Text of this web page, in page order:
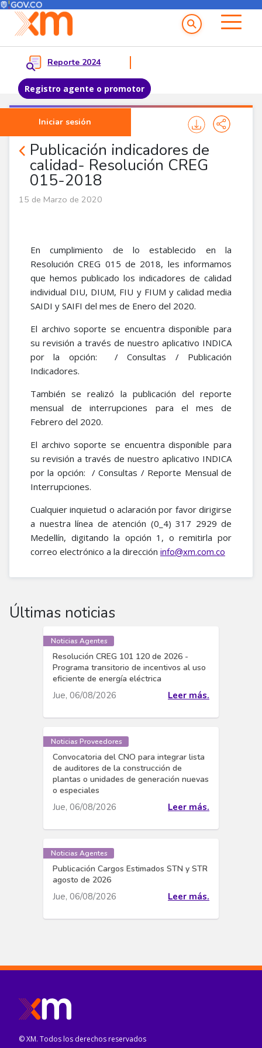
Pasar al contenido principal
Menú del Usuario
Reporte 2024
Registro agente o promotor
Iniciar sesión
Menu principal
Publicación indicadores de
calidad- Resolución CREG
015-2018
Noticias Agentes
15 de Marzo de 2020
En cumplimiento de lo establecido en la
Resolución CREG 015 de 2018, les informamos
que hemos publicado los indicadores de calidad
individual DIU, DIUM, FIU y FIUM y calidad media
SAIDI y SAIFI del mes de Enero del 2020.
El archivo soporte se encuentra disponible para
su revisión a través de nuestro aplicativo INDICA
por la opción: / Consultas / Publicación
Indicadores.
También se realizó la publicación del reporte
mensual de interrupciones para el mes de
Febrero del 2020.
El archivo soporte se encuentra disponible para
su revisión a través de nuestro aplicativo INDICA
por la opción: / Consultas / Reporte Mensual de
Interrupciones.
Cualquier inquietud o aclaración por favor dirigirse
a nuestra línea de atención (0_4) 317 2929 de
Medellín, digitando la opción 1, o remitirla por
correo electrónico a la dirección info@xm.com.co
Últimas noticias
Noticias Agentes
Resolución CREG 101 120 de 2026 -
Programa transitorio de incentivos al uso
eficiente de energía eléctrica
Jue, 06/08/2026 Leer más.
Noticias Proveedores
Convocatoria del CNO para integrar lista
de auditores de la construcción de
plantas o unidades de generación nuevas
o especiales
Jue, 06/08/2026 Leer más.
Noticias Agentes
Publicación Cargos Estimados STN y STR
agosto de 2026
Jue, 06/08/2026 Leer más.
© XM. Todos los derechos reservados